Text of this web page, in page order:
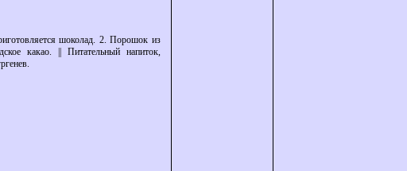
шоколад. 2. Порошок из
какао. || Питательный напиток,